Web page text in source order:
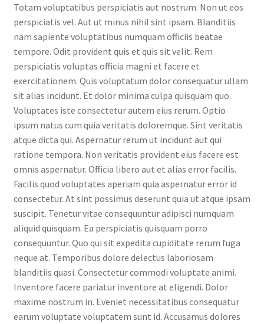
Totam voluptatibus perspiciatis aut nostrum. Non ut eos
perspiciatis vel. Aut ut minus nihil sint ipsam. Blanditiis
nam sapiente voluptatibus numquam officiis beatae
tempore. Odit provident quis et quis sit velit. Rem
perspiciatis voluptas officia magni et facere et
exercitationem. Quis voluptatum dolor consequatur ullam
sit alias incidunt. Et dolor minima culpa quisquam quo.
Voluptates iste consectetur autem eius rerum. Optio
ipsum natus cum quia veritatis doloremque. Sint veritatis
atque dicta qui. Aspernatur rerum ut incidunt aut qui
ratione tempora. Non veritatis provident eius facere est
omnis aspernatur. Officia libero aut et alias error facilis.
Facilis quod voluptates aperiam quia aspernatur error id
consectetur. At sint possimus deserunt quia ut atque ipsam
suscipit. Tenetur vitae consequuntur adipisci numquam
aliquid quisquam. Ea perspiciatis quisquam porro
consequuntur. Quo qui sit expedita cupiditate rerum fuga
neque at. Temporibus dolore delectus laboriosam
blanditiis quasi. Consectetur commodi voluptate animi.
Inventore facere pariatur inventore at eligendi. Dolor
maxime nostrum in. Eveniet necessitatibus consequatur
earum voluptate voluptatem sunt id. Accusamus dolores